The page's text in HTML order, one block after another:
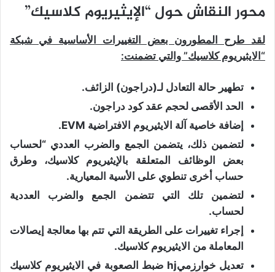
محور النقاش حول “الإيثيريوم كلاسيك”
لقد طرح المطورون بعض التغييرات الأساسية في شبكة
“الايثيريوم كلاسيك” والتي تضمنت:
تطهير حالة التعادل لـ(دراجون) الزائف.
الحد الأقصى لحجم عقد كود دراجون.
إضافة خاصية آلة الايثيريوم الافتراضية EVM.
لتضمين ذلك، يتضمن الجمع والضرب العددي “لحساب
بعض الوظائف المتعلقة بالإيثيريوم كلاسيك، وطرق
حساب أخرى تنطوي على الأسية المعيارية.
لتضمين تلك التي تتضمن الجمع والضرب العددية
لحساب.
إجراء تغييرات على الطريقة التي تتم بها معالجة إيصالات
المعاملة من الايثيريوم كلاسيك.
تعديل خوارزميhj ضبط الصعوبة في الايثيريوم كلاسيك